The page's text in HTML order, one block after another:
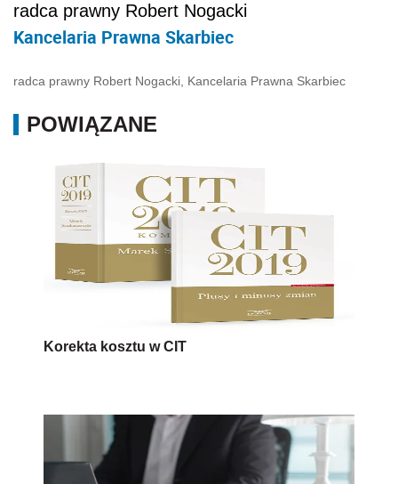
radca prawny Robert Nogacki
Kancelaria Prawna Skarbiec
radca prawny Robert Nogacki, Kancelaria Prawna Skarbiec
POWIĄZANE
Korekta kosztu w CIT